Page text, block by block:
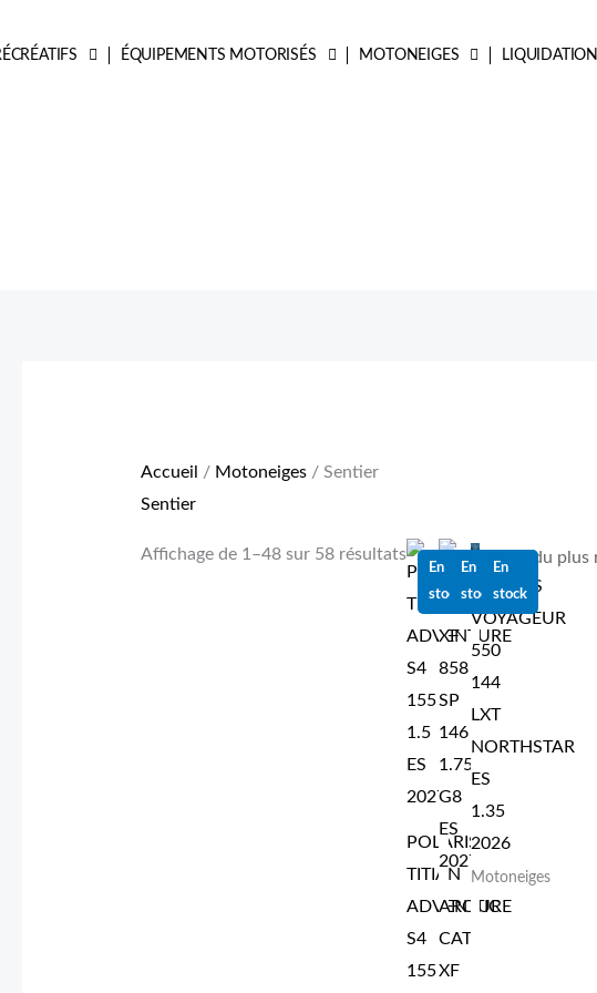
ÉQUIPEMENTS MOTORISÉS MOTONEIGES LIQUIDATION
Accueil / Motoneiges/ Sentier
Sentier
Affichage de 1–48 sur 58 résultats
du
En
stock
POLARIS
TITIAN
ADVENTURE
S4
155
En
stock
ARCTIC
CAT
XF
En
stock
POLARIS
VOYAGEUR
550
144
LXT
NORTHSTAR
ES
1.35
2026
Motoneiges